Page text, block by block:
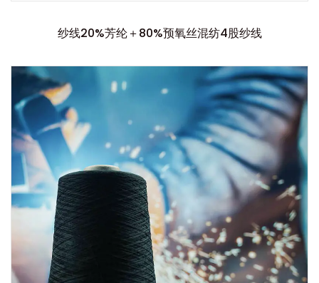
纱线20%芳纶＋80%预氧丝混纺4股纱线